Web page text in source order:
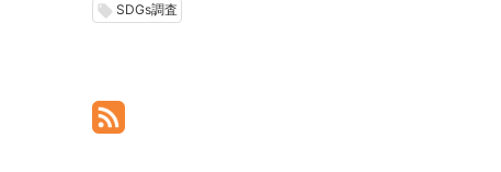
local_offer SDGs調査